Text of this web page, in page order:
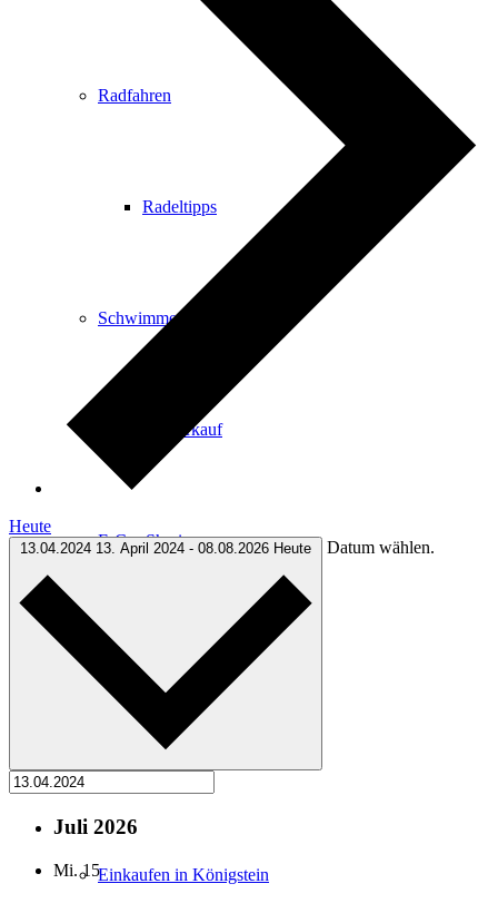
Radfahren
Radeltipps
Schwimmen
Kartenvorverkauf
E-Car-Sharing
Free Wifi
Einkaufen in Königstein
Heute
13.04.2024 13. April 2024 - 08.08.2026 Heute Datum wählen.
Juli 2026
Mi.15